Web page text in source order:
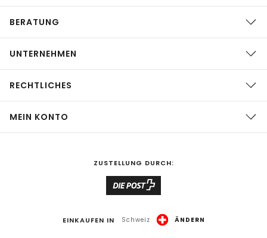
BERATUNG
UNTERNEHMEN
RECHTLICHES
MEIN KONTO
ZUSTELLUNG DURCH:
EINKAUFEN IN Schweiz ÄNDERN